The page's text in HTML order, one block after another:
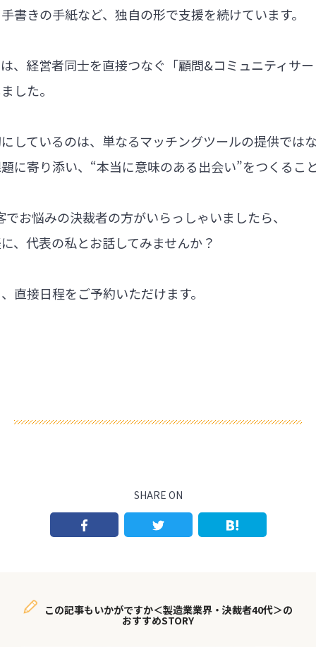
書きの手紙など、独自の形で支援を続けています。
、経営者同士を直接つなぐ「顧問&コミュニティサ
した。
しているのは、単なるマッチングツールの提供では
に寄り添い、“本当に意味のある出会い”をつくるこ
お悩みの決裁者の方がいらっしゃいましたら、
、代表の私とお話してみませんか？
直接日程をご予約いただけます。
SHARE ON
この記事もいかがですか＜製造業業界・決裁者40代＞の
おすすめSTORY